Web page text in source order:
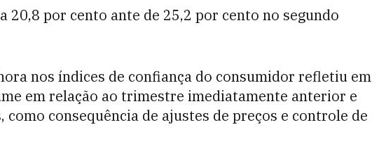
20,8 por cento ante de 25,2 por cento no segundo
nos índices de confiança do consumidor refletiu em
em relação ao trimestre imediatamente anterior e
como consequência de ajustes de preços e controle de